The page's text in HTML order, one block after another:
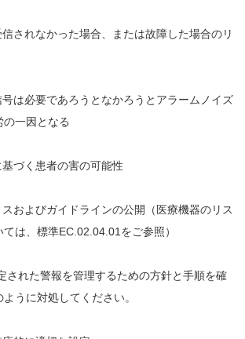
されなかった場合、または故障した場合のリ
は必要であろうとなかろうとアラームノイズ
一因となる
づく患者の害の可能性
およびガイドラインの公開（医療機器のリス
は、標準EC.02.04.01をご参照）
された警報を管理するための方針と手順を確
うに対処してください。